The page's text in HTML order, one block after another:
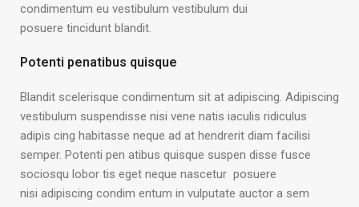
condimentum eu vestibulum vestibulum dui
posuere tincidunt blandit.
Potenti penatibus quisque
Blandit scelerisque condimentum sit at adipiscing. Adipiscing
vestibulum suspendisse nisi vene natis iaculis ridiculus
adipis cing habitasse neque ad at hendrerit diam facilisi
semper. Potenti pen atibus quisque suspen disse fusce
sociosqu lobor tis eget neque nascetur posuere
nisi adipiscing condim entum in vulputate auctor a sem